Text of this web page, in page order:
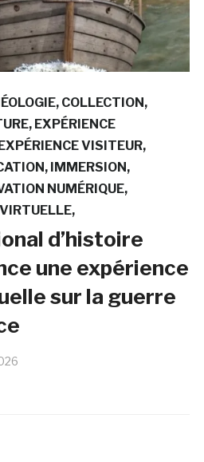
COLLECTION
EXPÉRIENCE
VISITEUR
IMMERSION
NUMÉRIQUE
d’histoire
une expérience
sur la guerre